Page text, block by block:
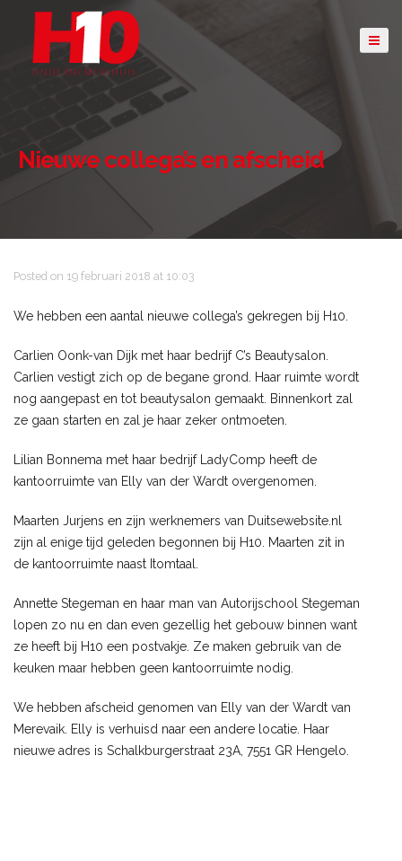
Nieuwe collega’s en afscheid
Posted on 19 februari 2018 at 10:03
We hebben een aantal nieuwe collega’s gekregen bij H10.
Carlien Oonk-van Dijk met haar bedrijf C’s Beautysalon.
Carlien vestigt zich op de begane grond. Haar ruimte wordt
nog aangepast en tot beautysalon gemaakt. Binnenkort zal
ze gaan starten en zal je haar zeker ontmoeten.
Lilian Bonnema met haar bedrijf LadyComp heeft de
kantoorruimte van Elly van der Wardt overgenomen.
Maarten Jurjens en zijn werknemers van Duitsewebsite.nl
zijn al enige tijd geleden begonnen bij H10. Maarten zit in
de kantoorruimte naast Itomtaal.
Annette Stegeman en haar man van Autorijschool Stegeman
lopen zo nu en dan even gezellig het gebouw binnen want
ze heeft bij H10 een postvakje. Ze maken gebruik van de
keuken maar hebben geen kantoorruimte nodig.
We hebben afscheid genomen van Elly van der Wardt van
Merevaik. Elly is verhuisd naar een andere locatie. Haar
nieuwe adres is Schalkburgerstraat 23A, 7551 GR Hengelo.